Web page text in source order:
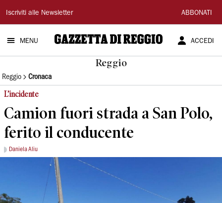
Gazzetta
di
Reggio
Iscriviti alle Newsletter ABBONATI
MENU ACCEDI
Reggio
Reggio Cronaca
L’incidente
Camion fuori strada a San Polo,
ferito il conducente
Daniela Aliu